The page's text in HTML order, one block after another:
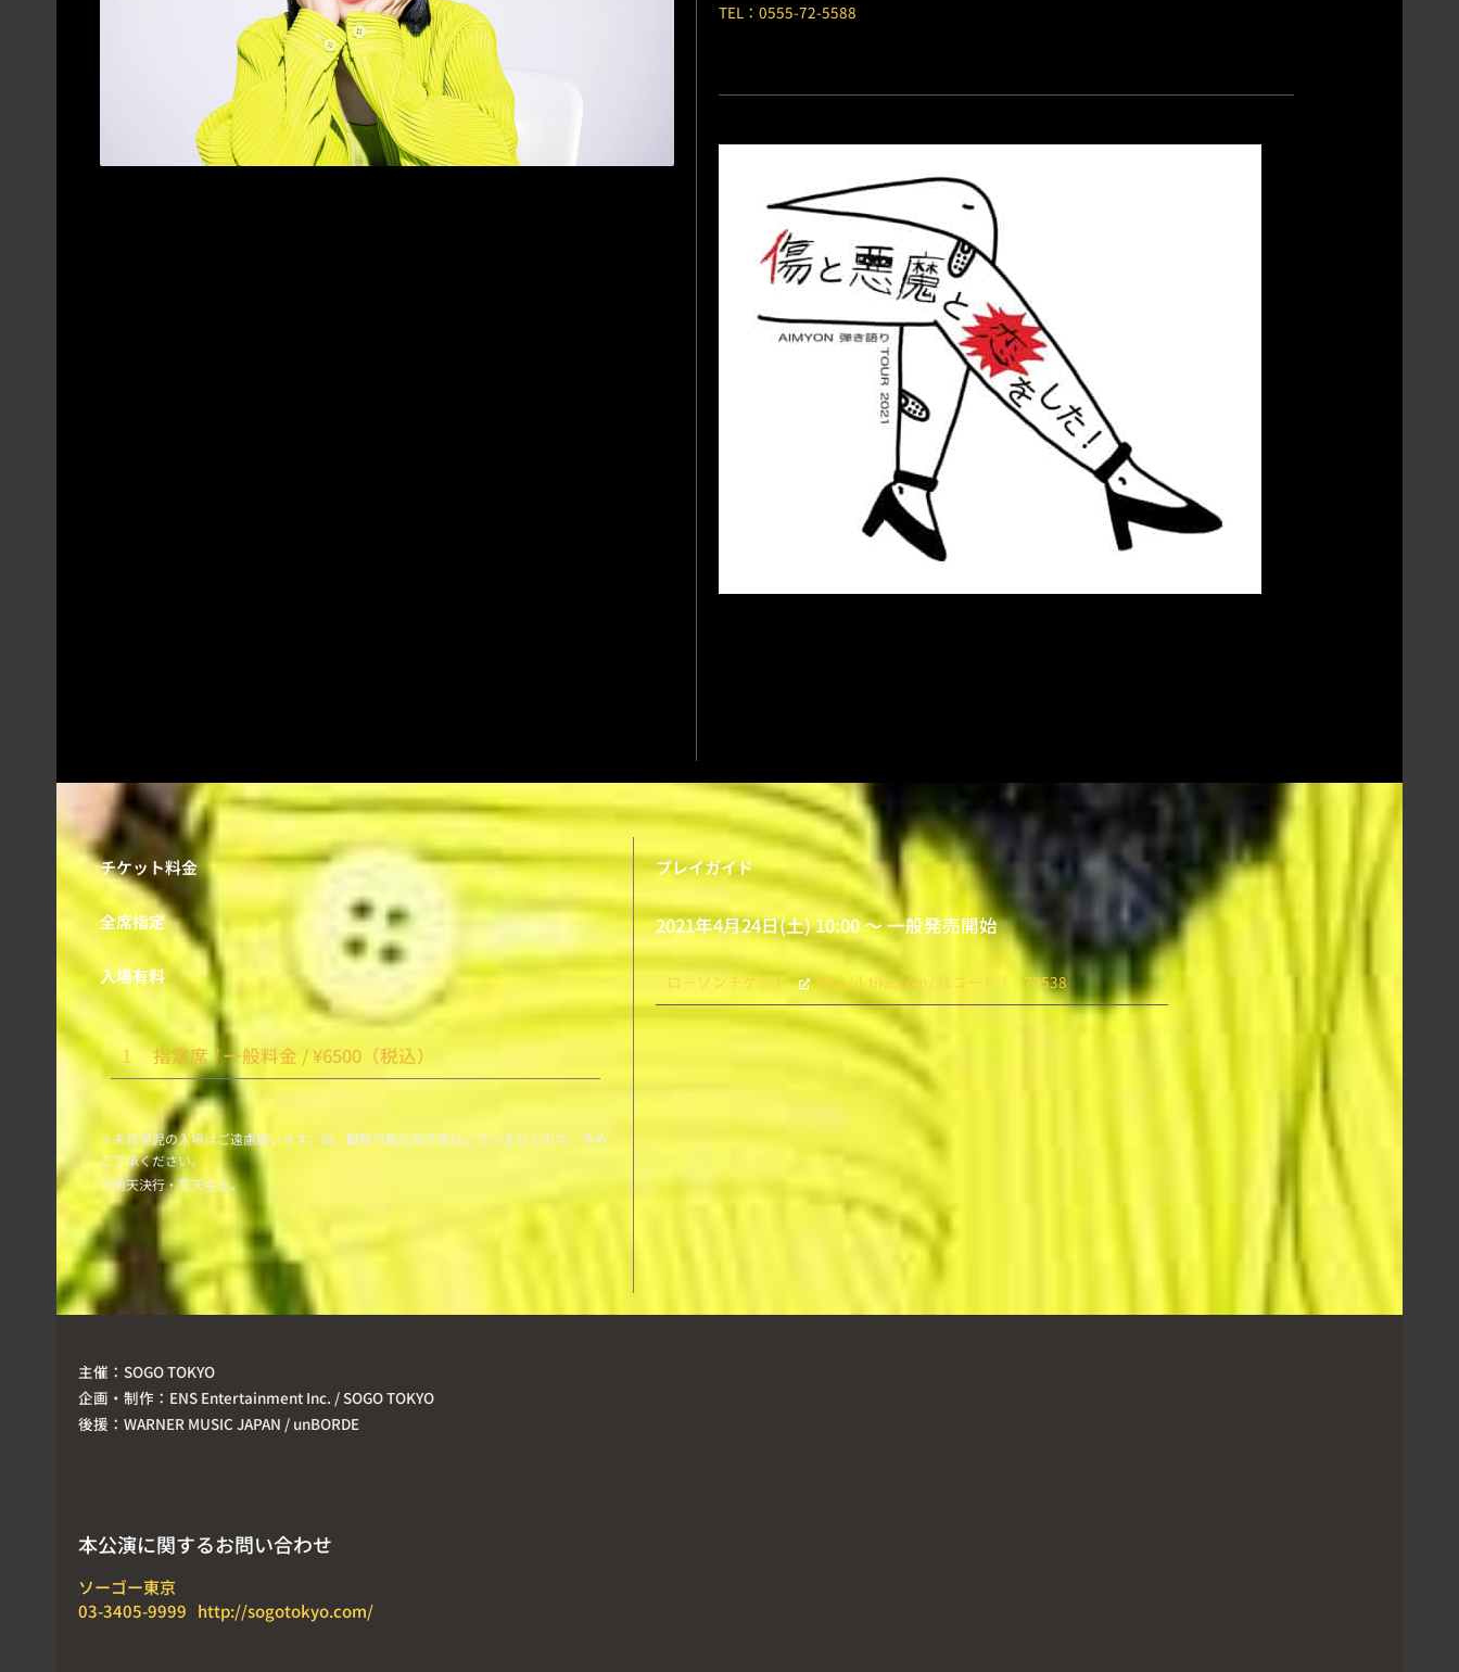
TEL：0555-72-5588
チケット料金
全席指定
入場有料
1 指定席 / 一般料金 / ¥6500（税込）
※未就学児の入場はご遠慮願います。尚、観覧可能な母子室はございませんので、予め
ご了承ください。
※雨天決行・荒天中止。
プレイガイド
2021年4月24日(土) 10:00 〜 一般発売開始
ロ－ソンチケット http://l-tike.com/ Lコード： 72538
主催： SOGO TOKYO
企画・制作： ENS Entertainment Inc. / SOGO TOKYO
後援： WARNER MUSIC JAPAN / unBORDE
本公演に関するお問い合わせ
ソーゴー東京
03-3405-9999 http://sogotokyo.com/